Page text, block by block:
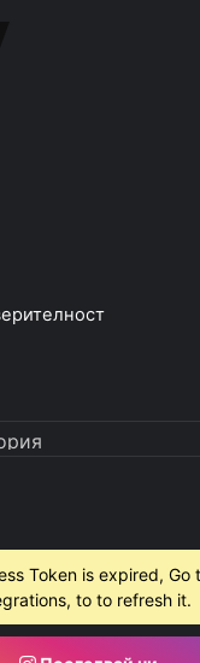
Token is expired, Go
to to refresh it.